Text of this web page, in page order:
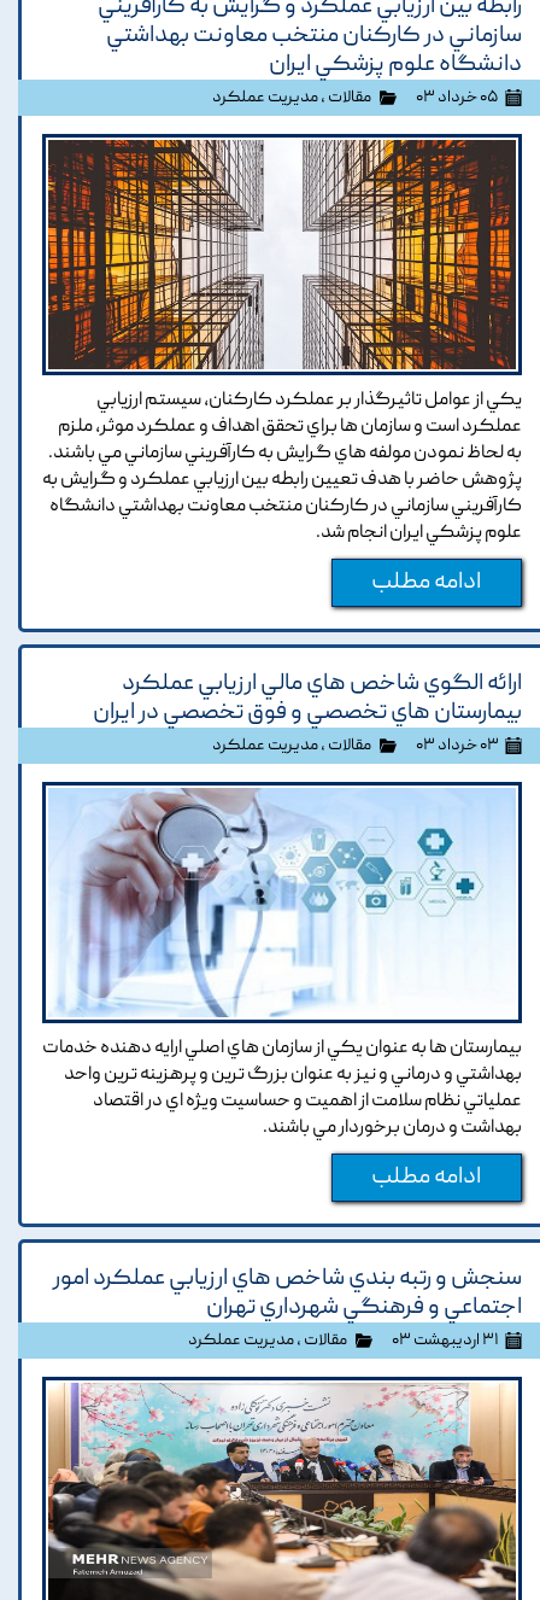
رابطه بين ارزيابي عملکرد و گرايش به کارآفريني
سازماني در کارکنان منتخب معاونت بهداشتي
دانشگاه علوم پزشکي ايران
۰۵ خرداد ۰۳ مقالات ،مدیریت عملکرد
يکي از عوامل تاثيرگذار بر عملکرد کارکنان, سيستم ارزيابي
عملکرد است و سازمان ها براي تحقق اهداف و عملکرد موثر, ملزم
به لحاظ نمودن مولفه هاي گرايش به کارآفريني سازماني مي باشند.
پژوهش حاضر با هدف تعيين رابطه بين ارزيابي عملکرد و گرايش به
کارآفريني سازماني در کارکنان منتخب معاونت بهداشتي دانشگاه
علوم پزشکي ايران انجام شد.
ادامه مطلب
ارائه الگوي شاخص هاي مالي ارزيابي عملکرد
بيمارستان هاي تخصصي و فوق تخصصي در ايران
۰۳ خرداد ۰۳ مقالات ،مدیریت عملکرد
بيمارستان ها به عنوان يکي از سازمان هاي اصلي ارايه دهنده خدمات
بهداشتي و درماني و نيز به عنوان بزرگ ترين و پرهزينه ترين واحد
عملياتي نظام سلامت از اهميت و حساسيت ويژه اي در اقتصاد
بهداشت و درمان برخوردار مي باشند.
ادامه مطلب
سنجش و رتبه بندي شاخص هاي ارزيابي عملکرد امور
اجتماعي و فرهنگي شهرداري تهران
۳۱ اردیبهشت ۰۳ مقالات ،مدیریت عملکرد